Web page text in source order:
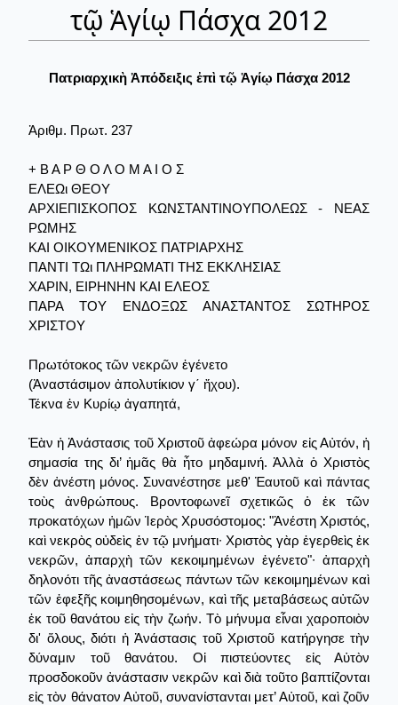
τῷ Ἁγίῳ Πάσχα 2012
Πατριαρχικὴ Ἀπόδειξις ἐπὶ τῷ Ἁγίῳ Πάσχα 2012
Ἀριθμ. Πρωτ. 237
+ Β Α Ρ Θ Ο Λ Ο Μ Α Ι Ο Σ
ΕΛΕΩι ΘΕΟΥ
ΑΡΧΙΕΠΙΣΚΟΠΟΣ ΚΩΝΣΤΑΝΤΙΝΟΥΠΟΛΕΩΣ - ΝΕΑΣ
ΡΩΜΗΣ
ΚΑΙ ΟΙΚΟΥΜΕΝΙΚΟΣ ΠΑΤΡΙΑΡΧΗΣ
ΠΑΝΤΙ ΤΩι ΠΛΗΡΩΜΑΤΙ ΤΗΣ ΕΚΚΛΗΣΙΑΣ
ΧΑΡΙΝ, ΕΙΡΗΝΗΝ ΚΑΙ ΕΛΕΟΣ
ΠΑΡΑ ΤΟΥ ΕΝΔΟΞΩΣ ΑΝΑΣΤΑΝΤΟΣ ΣΩΤΗΡΟΣ
ΧΡΙΣΤΟΥ
Πρωτότοκος τῶν νεκρῶν ἐγένετο
(Ἀναστάσιμον ἀπολυτίκιον γ΄ ἤχου).
Τέκνα ἐν Κυρίῳ ἀγαπητά,
Ἐὰν ἡ Ἀνάστασις τοῦ Χριστοῦ ἀφεώρα μόνον εἰς Αὐτόν, ἡ
σημασία της δι’ ἡμᾶς θὰ ἦτο μηδαμινή. Ἀλλὰ ὁ Χριστὸς
δὲν ἀνέστη μόνος. Συνανέστησε μεθ' Ἑαυτοῦ καὶ πάντας
τοὺς ἀνθρώπους. Βροντοφωνεῖ σχετικῶς ὁ ἐκ τῶν
προκατόχων ἡμῶν Ἱερὸς Χρυσόστομος: "Ἀνέστη Χριστός,
καὶ νεκρὸς οὐδεὶς ἐν τῷ μνήματι∙ Χριστὸς γὰρ ἐγερθεὶς ἐκ
νεκρῶν, ἀπαρχὴ τῶν κεκοιμημένων ἐγένετο"∙ ἀπαρχὴ
δηλονότι τῆς ἀναστάσεως πάντων τῶν κεκοιμημένων καὶ
τῶν ἐφεξῆς κοιμηθησομένων, καὶ τῆς μεταβάσεως αὐτῶν
ἐκ τοῦ θανάτου εἰς τὴν ζωήν. Τὸ μήνυμα εἶναι χαροποιὸν
δι' ὅλους, διότι ἡ Ἀνάστασις τοῦ Χριστοῦ κατήργησε τὴν
δύναμιν τοῦ θανάτου. Οἱ πιστεύοντες εἰς Αὐτὸν
προσδοκοῦν ἀνάστασιν νεκρῶν καὶ διὰ τοῦτο βαπτίζονται
εἰς τὸν θάνατον Αὐτοῦ, συνανίστανται μετ’ Αὐτοῦ, καὶ ζοῦν